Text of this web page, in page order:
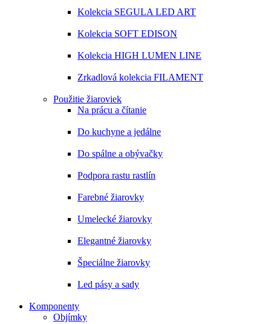
Kolekcia SEGULA LED ART
Kolekcia SOFT EDISON
Kolekcia HIGH LUMEN LINE
Zrkadlová kolekcia FILAMENT
Použitie žiaroviek
Na prácu a čítanie
Do kuchyne a jedálne
Do spálne a obývačky
Podpora rastu rastlín
Farebné žiarovky
Umelecké žiarovky
Elegantné žiarovky
Špeciálne žiarovky
Led pásy a sady
Komponenty
Objímky